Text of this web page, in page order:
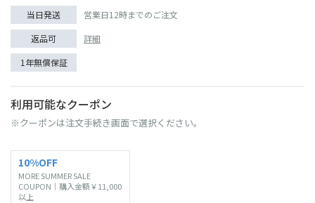
当日発送
営業日12時までのご注文
返品可
詳細
1年無償保証
利用可能なクーポン
※クーポンは注文手続き画面で選択ください。
10%OFF
MORE SUMMER SALE
COUPON｜購入金額￥11,000
以上